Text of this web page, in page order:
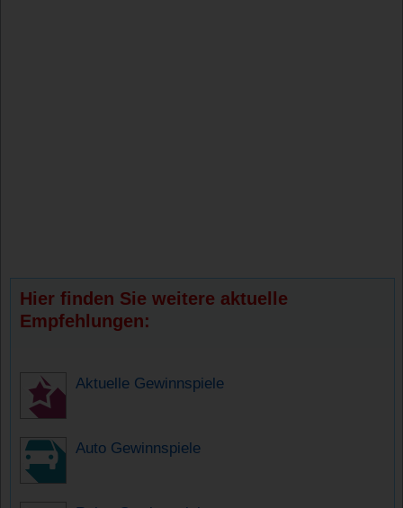
Hier finden Sie weitere aktuelle
Empfehlungen:
Aktuelle Gewinnspiele
Auto Gewinnspiele